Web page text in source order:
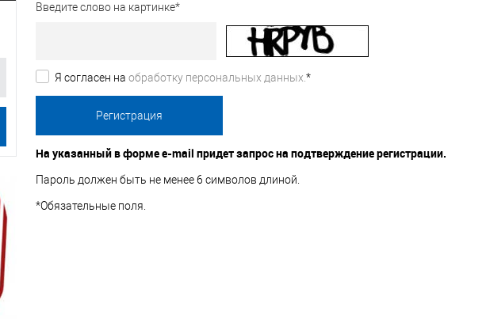
Введите слово на картинке*
Я согласен на обработку персональных данных.*
На указанный в форме e-mail придет запрос на подтверждение регистрации.
Пароль должен быть не менее 6 символов длиной.
*Обязательные поля.